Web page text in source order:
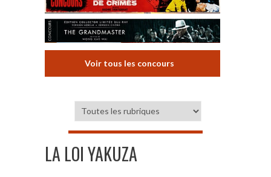
Voir tous les concours
LA LOI YAKUZA